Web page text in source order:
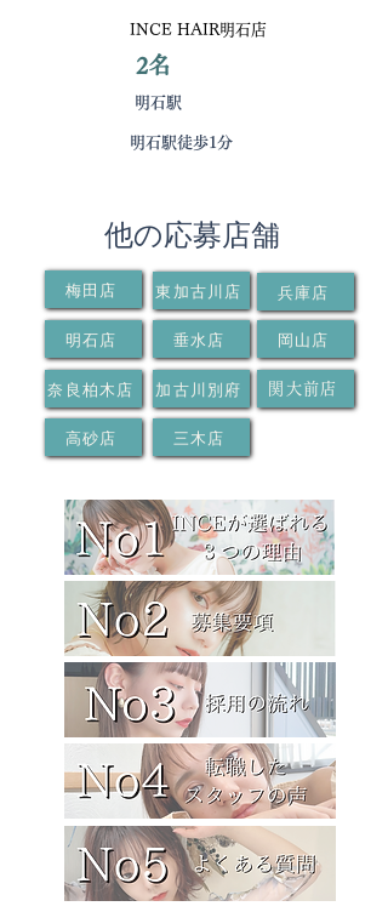
INCE HAIR明石店
2名
明石駅
明石駅徒歩1分
他の応募店舗
梅田店 東加古川店
兵庫店
明石店
垂水店 岡山店
奈良柏木店 加古川別府 関大前店
高砂店 三木店